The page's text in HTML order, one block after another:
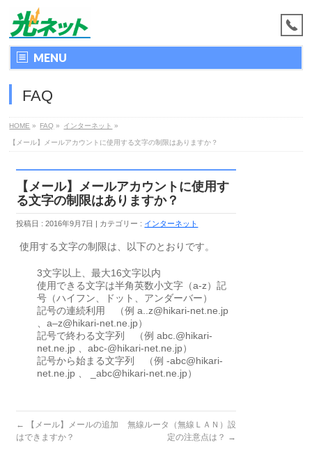
MENU
FAQ
HOME » FAQ » インターネット »
【メール】メールアカウントに使用する文字の制限はありますか？
【メール】メールアカウントに使用す
る文字の制限はありますか？
投稿日 : 2016年9月7日 カテゴリー : インターネット
使用する文字の制限は、以下のとおりです。
3文字以上、最大16文字以内
使用できる文字は半角英数小文字（a-z）記
号（ハイフン、ドット、アンダーバー）
記号の連続利用 （例 a..z@hikari-net.ne.jp
、a–z@hikari-net.ne.jp）
記号で終わる文字列 （例 abc.@hikari-
net.ne.jp 、abc-@hikari-net.ne.jp）
記号から始まる文字列 （例 -abc@hikari-
net.ne.jp 、 _abc@hikari-net.ne.jp）
←
【メール】メールの追加
はできますか？
無線ルータ（無線ＬＡＮ）設
定の注意点は？ →